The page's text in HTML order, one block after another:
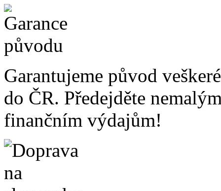
Garantujeme původ
do ČR. Předejděte
finančním výdajům!